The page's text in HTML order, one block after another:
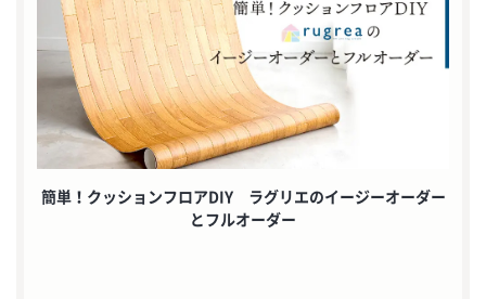
簡単！クッションフロアDIY ラグリエのイージーオーダー
とフルオーダー